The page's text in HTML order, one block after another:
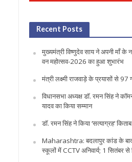
Recent Posts
मुख्यमंत्री विष्णुदेव साय ने अपनी माँ के
वन महोत्सव-2026 का हुआ शुभारंभ
मंत्री लक्ष्मी राजवाड़े के प्रयासों से 97
विधानसभा अध्यक्ष डॉ. रमन सिंह ने
यादव का किया सम्मान
डॉ. रमन सिंह ने किया ‘सत्याग्रह‘
Maharashtra: बदलापुर कांड के
स्कूलों में CCTV अनिवार्य; 1 सितंबर से